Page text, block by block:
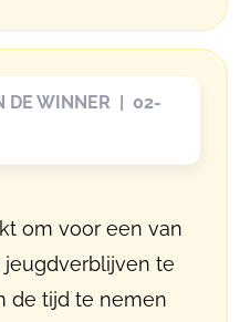
DE WINNER | 02-
om voor een van
jeugdverblijven te
de tijd te nemen